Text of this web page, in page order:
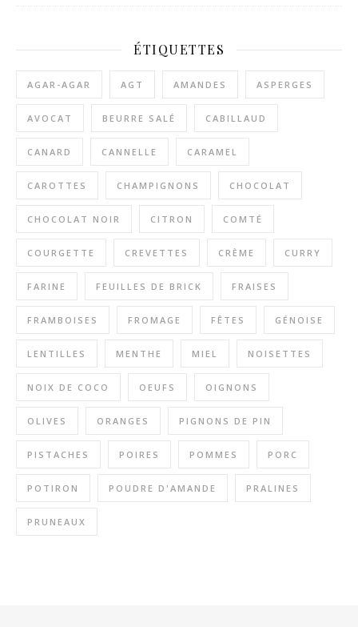
ÉTIQUETTES
AGAR-AGAR AGT AMANDES ASPERGES
AVOCAT BEURRE SALÉ CABILLAUD
CANARD CANNELLE CARAMEL
CAROTTES CHAMPIGNONS CHOCOLAT
CHOCOLAT NOIR CITRON COMTÉ
COURGETTE CREVETTES CRÈME CURRY
FARINE FEUILLES DE BRICK FRAISES
FRAMBOISES FROMAGE FÊTES GÉNOISE
LENTILLES MENTHE MIEL NOISETTES
NOIX DE COCO OEUFS OIGNONS
OLIVES ORANGES PIGNONS DE PIN
PISTACHES POIRES POMMES PORC
POTIRON POUDRE D'AMANDE PRALINES
PRUNEAUX